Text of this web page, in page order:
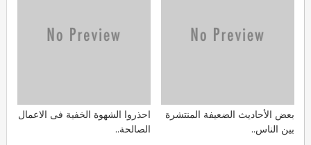
احذروا الشهوة الخفية فى الاعمال
الصالحة..
بعض اﻷحاديث الضعيفة المنتشرة
بين الناس..